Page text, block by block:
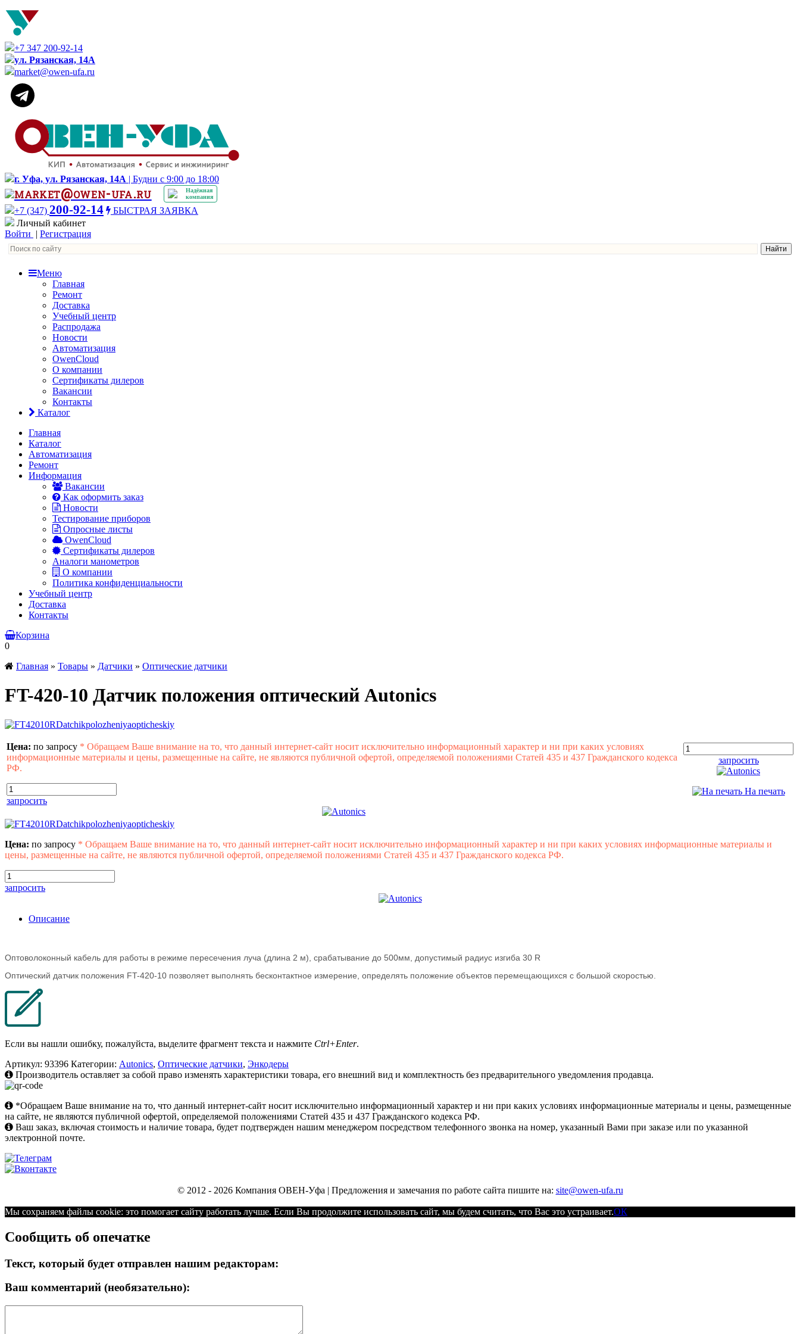
+7 347 200-92-14
ул. Рязанская, 14А
market@owen-ufa.ru
г. Уфа, ул. Рязанская, 14А | Будни с 9:00 до 18:00
market@owen-ufa.ru
Надёжная
компания
+7 (347) 200-92-14
БЫСТРАЯ ЗАЯВКА
Личный кабинет
Войти | Регистрация
Меню
Главная
Ремонт
Доставка
Учебный центр
Распродажа
Новости
Автоматизация
OwenCloud
О компании
Сертификаты дилеров
Вакансии
Контакты
Каталог
Главная
Каталог
Автоматизация
Ремонт
Информация
Вакансии
Как оформить заказ
Новости
Тестирование приборов
Опросные листы
OwenCloud
Сертификаты дилеров
Аналоги манометров
О компании
Политика конфиденциальности
Учебный центр
Доставка
Контакты
Корзина
0
Главная » Товары » Датчики » Оптические датчики
FT-420-10 Датчик положения оптический Autonics
Цена: по запросу * Обращаем Ваше внимание на то, что данный интернет-сайт носит исключительно информационный характер и ни при каких условиях
информационные материалы и цены, размещенные на сайте, не являются публичной офертой, определяемой положениями Статей 435 и 437 Гражданского кодекса
РФ.
запросить
запросить
На печать
Цена: по запросу * Обращаем Ваше внимание на то, что данный интернет-сайт носит исключительно информационный характер и ни при каких условиях информационные материалы и
цены, размещенные на сайте, не являются публичной офертой, определяемой положениями Статей 435 и 437 Гражданского кодекса РФ.
запросить
Описание
Оптоволоконный кабель для работы в режиме пересечения луча (длина 2 м), срабатывание до 500мм, допустимый радиус изгиба 30 R
Оптический датчик положения FT-420-10 позволяет выполнять бесконтактное измерение, определять положение объектов перемещающихся с большой скоростью.
Если вы нашли ошибку, пожалуйста, выделите фрагмент текста и нажмите Ctrl+Enter.
Артикул: 93396 Категории: Autonics, Оптические датчики, Энкодеры
Производитель оставляет за собой право изменять характеристики товара, его внешний вид и комплектность без предварительного уведомления продавца.
*Обращаем Ваше внимание на то, что данный интернет-сайт носит исключительно информационный характер и ни при каких условиях информационные материалы и цены, размещенные
на сайте, не являются публичной офертой, определяемой положениями Статей 435 и 437 Гражданского кодекса РФ.
Ваш заказ, включая стоимость и наличие товара, будет подтвержден нашим менеджером посредством телефонного звонка на номер, указанный Вами при заказе или по указанной
электронной почте.
© 2012 - 2026 Компания ОВЕН-Уфа | Предложения и замечания по работе сайта пишите на: site@owen-ufa.ru
Мы cохраняем файлы cookie: это помогает сайту работать лучше. Если Вы продолжите использовать сайт, мы будем считать, что Вас это устраивает.ОК
Сообщить об опечатке
Текст, который будет отправлен нашим редакторам:
Ваш комментарий (необязательно):